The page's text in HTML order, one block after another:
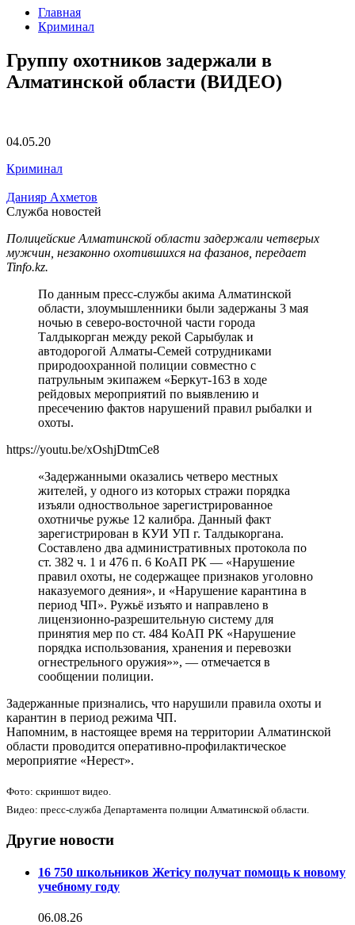
Главная
Криминал
Группу охотников задержали в
Алматинской области (ВИДЕО)
04.05.20
Криминал
Данияр Ахметов
Служба новостей
Полицейские Алматинской области задержали четверых
мужчин, незаконно охотившихся на фазанов, передает
Tinfo.kz.
По данным пресс-службы акима Алматинской
области, злоумышленники были задержаны 3 мая
ночью в северо-восточной части города
Талдыкорган между рекой Сарыбулак и
автодорогой Алматы-Семей сотрудниками
природоохранной полиции совместно с
патрульным экипажем «Беркут-163 в ходе
рейдовых мероприятий по выявлению и
пресечению фактов нарушений правил рыбалки и
охоты.
https://youtu.be/xOshjDtmCe8
«Задержанными оказались четверо местных
жителей, у одного из которых стражи порядка
изъяли одноствольное зарегистрированное
охотничье ружье 12 калибра. Данный факт
зарегистрирован в КУИ УП г. Талдыкоргана.
Составлено два административных протокола по
ст. 382 ч. 1 и 476 п. 6 КоАП РК — «Нарушение
правил охоты, не содержащее признаков уголовно
наказуемого деяния», и «Нарушение карантина в
период ЧП». Ружьё изъято и направлено в
лицензионно-разрешительную систему для
принятия мер по ст. 484 КоАП РК «Нарушение
порядка использования, хранения и перевозки
огнестрельного оружия»», — отмечается в
сообщении полиции.
Задержанные признались, что нарушили правила охоты и
карантин в период режима ЧП.
Напомним, в настоящее время на территории Алматинской
области проводится оперативно-профилактическое
мероприятие «Нерест».
Фото: скриншот видео.
Видео: пресс-служба Департамента полиции Алматинской области.
Другие новости
16 750 школьников Жетісу получат помощь к новому
учебному году
06.08.26